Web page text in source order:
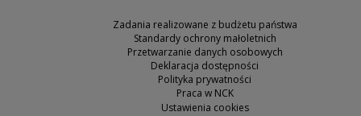
Zadania realizowane z budżetu państwa
Standardy ochrony małoletnich
Przetwarzanie danych osobowych
Deklaracja dostępności
Polityka prywatności
Praca w NCK
Ustawienia cookies